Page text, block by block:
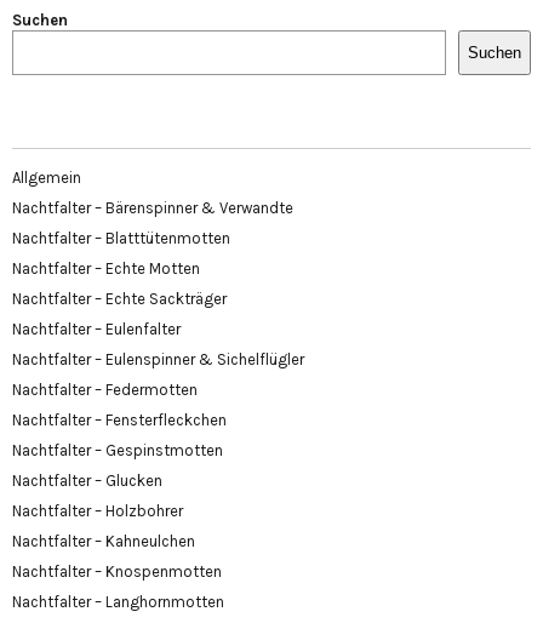
Suchen
Suchen
Allgemein
Nachtfalter – Bärenspinner & Verwandte
Nachtfalter – Blatttütenmotten
Nachtfalter – Echte Motten
Nachtfalter – Echte Sackträger
Nachtfalter – Eulenfalter
Nachtfalter – Eulenspinner & Sichelflügler
Nachtfalter – Federmotten
Nachtfalter – Fensterfleckchen
Nachtfalter – Gespinstmotten
Nachtfalter – Glucken
Nachtfalter – Holzbohrer
Nachtfalter – Kahneulchen
Nachtfalter – Knospenmotten
Nachtfalter – Langhornmotten